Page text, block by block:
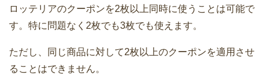
ロッテリアのクーポンを2枚以上同時に使うことは可能で
す。特に問題なく2枚でも3枚でも使えます。
ただし、同じ商品に対して2枚以上のクーポンを適用させ
ることはできません。